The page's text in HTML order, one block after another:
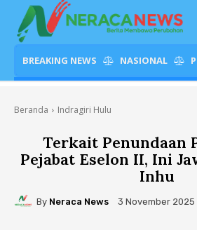
BREAKING NEWS NASIONAL
Beranda Indragiri Hulu
Terkait Penundaan
Pejabat Eselon II, Ini
Inhu
By Neraca News 3 November 2025